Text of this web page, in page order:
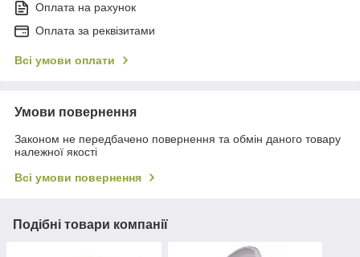
Оплата на рахунок
Оплата за реквізитами
Всі умови оплати
Умови повернення
Законом не передбачено повернення та обмін даного товару
належної якості
Всі умови повернення
Подібні товари компанії